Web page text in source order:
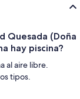
Quesada (Doña
hay piscina?
al aire libre.
tipos.